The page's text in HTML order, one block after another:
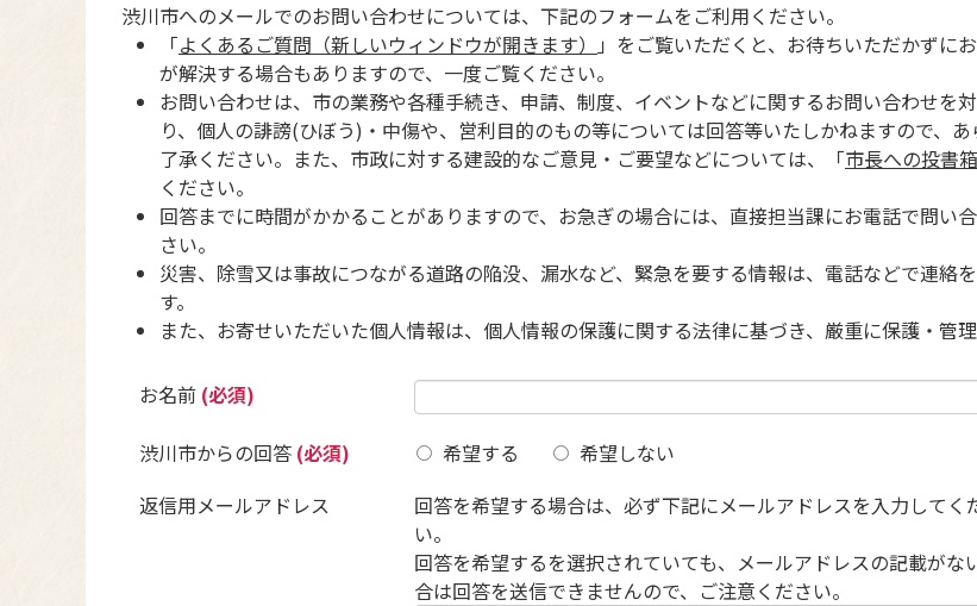
渋川市へのメールでのお問い合わせについては、下記のフォームをご利用ください。
「よくあるご質問（新しいウィンドウが開きます）
」をご覧いただくと、お待ちいただかずに
が解決する場合もありますので、一度ご覧ください。
お問い合わせは、市の業務や各種手続き、申請、制度、イベントなどに関するお問い合わせを
り、個人の誹謗(ひぼう)・中傷や、営利目的のもの等については回答等いたしかねますので、
了承ください。また、市政に対する建設的なご意見・ご要望などについては、「市長への投書箱
ください。
回答までに時間がかかることがありますので、お急ぎの場合には、直接担当課にお電話で問い
さい。
災害、除雪又は事故につながる道路の陥没、漏水など、緊急を要する情報は、電話などで連絡
す。
また、お寄せいただいた個人情報は、個人情報の保護に関する法律に基づき、厳重に保護・管理
お名前 (必須)
渋川市からの回答 (必須) 希望する
希望しない
返信用メールアドレス
回答を希望する場合は、必ず下記にメールアドレスを入力してく
い。
回答を希望するを選択されていても、メールアドレスの記載がな
合は回答を送信できませんので、ご注意ください。